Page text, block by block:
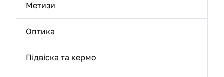
Метизи
Оптика
Підвіска та кермо